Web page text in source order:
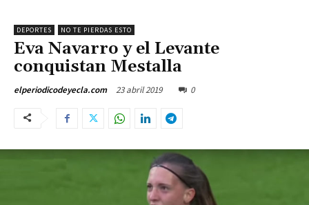
DEPORTES NO TE PIERDAS ESTO
Eva Navarro y el Levante
conquistan Mestalla
elperiodicodeyecla.com 23 abril 2019 0